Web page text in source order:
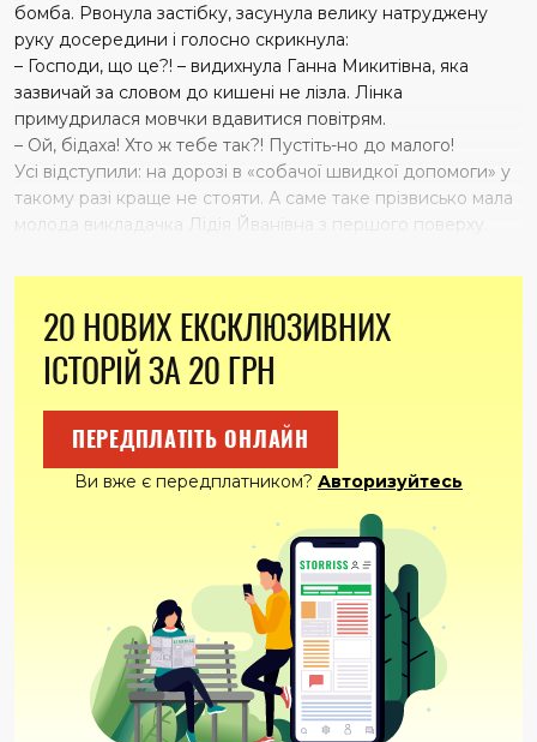
бомба. Рвонула застібку, засунула велику натруджену
руку досередини і голосно скрикнула:
– Господи, що це?! – видихнула Ганна Микитівна, яка
зазвичай за словом до кишені не лізла. Лінка
примудрилася мовчки вдавитися повітрям.
– Ой, бідаха! Хто ж тебе так?! Пустіть-но до малого!
Усі відступили: на дорозі в «собачої швидкої допомоги» у
такому разі краще не стояти. А саме таке прізвисько мала
молода викладачка Лідія Йванівна з першого поверху.
20 НОВИХ ЕКСКЛЮЗИВНИХ
ІСТОРІЙ ЗА 20 ГРН
ПЕРЕДПЛАТІТЬ ОНЛАЙН
Ви вже є передплатником? Авторизуйтесь